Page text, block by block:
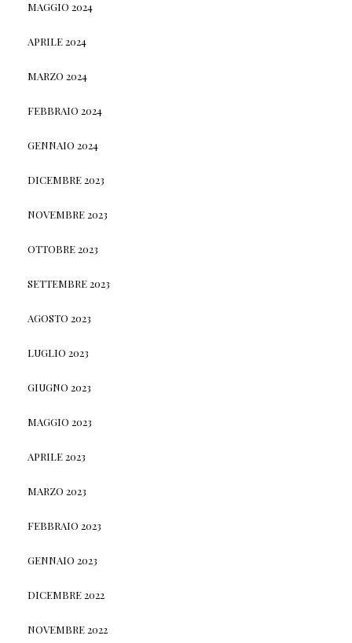
MAGGIO 2024
APRILE 2024
MARZO 2024
FEBBRAIO 2024
GENNAIO 2024
DICEMBRE 2023
NOVEMBRE 2023
OTTOBRE 2023
SETTEMBRE 2023
AGOSTO 2023
LUGLIO 2023
GIUGNO 2023
MAGGIO 2023
APRILE 2023
MARZO 2023
FEBBRAIO 2023
GENNAIO 2023
DICEMBRE 2022
NOVEMBRE 2022